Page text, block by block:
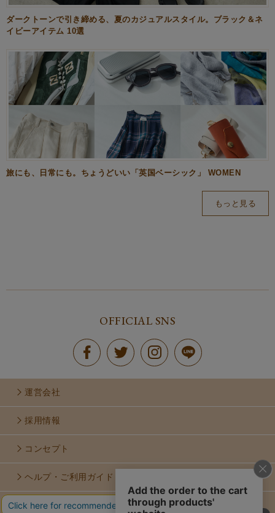
ダークトーンで引き締める、夏のカジュアルスタイル。ブラック＆ネ
イビーアイテム 10選
旅にも、日常にも。ちょうどいい「英国ベーシック」 WOMEN
もっと見る
OFFICIAL SNS
運営会社
採用情報
コンセプト
ヘルプ・ご利用ガイド
お問い合せ